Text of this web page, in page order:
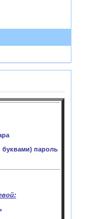
буквами) пароль